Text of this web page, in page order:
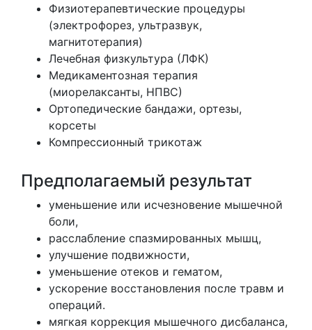
Физиотерапевтические процедуры
(электрофорез, ультразвук,
магнитотерапия)
Лечебная физкультура (ЛФК)
Медикаментозная терапия
(миорелаксанты, НПВС)
Ортопедические бандажи, ортезы,
корсеты
Компрессионный трикотаж
Предполагаемый результат
уменьшение или исчезновение мышечной
боли,
расслабление спазмированных мышц,
улучшение подвижности,
уменьшение отеков и гематом,
ускорение восстановления после травм и
операций.
мягкая коррекция мышечного дисбаланса,